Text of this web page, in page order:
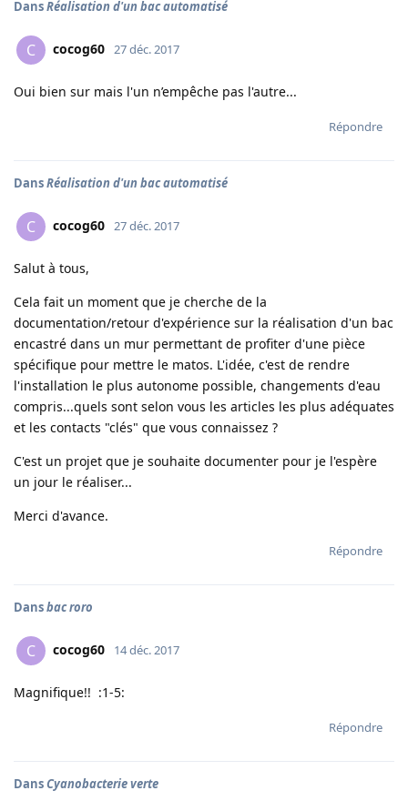
DansRéalisation d'un bac automatisé
C cocog60 27 déc. 2017
Oui bien sur mais l'un n’empêche pas l'autre...
Répondre
DansRéalisation d'un bac automatisé
C cocog60 27 déc. 2017
Salut à tous,
Cela fait un moment que je cherche de la
documentation/retour d'expérience sur la réalisation d'un bac
encastré dans un mur permettant de profiter d'une pièce
spécifique pour mettre le matos. L'idée, c'est de rendre
l'installation le plus autonome possible, changements d'eau
compris...quels sont selon vous les articles les plus adéquates
et les contacts "clés" que vous connaissez ?
C'est un projet que je souhaite documenter pour je l'espère
un jour le réaliser...
Merci d'avance.
Répondre
Dansbac roro
C cocog60 14 déc. 2017
Magnifique!! :1-5:
Répondre
DansCyanobacterie verte